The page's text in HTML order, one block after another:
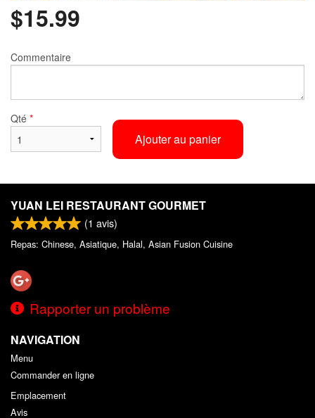
$15.99
Commentaire
Qté *
Ajouter au panier
YUAN LEI RESTAURANT GOURMET
(1 avis)
Repas: Chinese, Asiatique, Halal, Asian Fusion Cuisine
Rapporter un problème
NAVIGATION
Menu
Commander en ligne
Emplacement
Avis